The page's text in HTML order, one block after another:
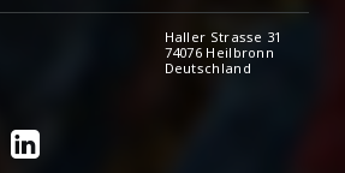
Haller Strasse 31
74076 Heilbronn
Deutschland